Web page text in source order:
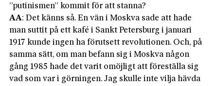
”putinismen” kommit för att stanna?
AA: Det känns så. En vän i Moskva sade att hade
man suttit på ett kafé i Sankt Petersburg i januari
1917 kunde ingen ha förutsett revolutionen. Och, på
samma sätt, om man befann sig i Moskva någon
gång 1985 hade det varit omöjligt att föreställa sig
vad som var i görningen. Jag skulle inte vilja hävda